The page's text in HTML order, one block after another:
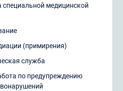
специальной медицинской
(примирения)
служба
по предупреждению